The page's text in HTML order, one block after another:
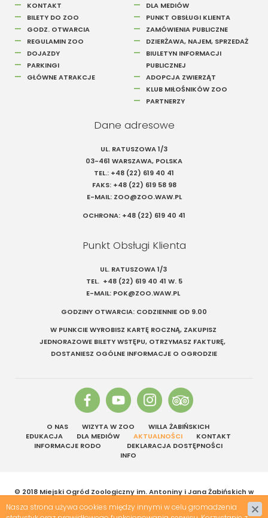
KONTAKT
BILETY DO ZOO
GODZ. OTWARCIA
REGULAMIN ZOO
DOJAZDY
PARKINGI
GŁÓWNE ATRAKCJE
DLA MEDIÓW
PUNKT OBSŁUGI KLIENTA
ZAMÓWIENIA PUBLICZNE
DZIERŻAWA, NAJEM, SPRZEDAŻ
BIULETYN INFORMACJI
PUBLICZNEJ
ADOPCJA ZWIERZĄT
KLUB MIŁOŚNIKÓW ZOO
PARTNERZY
Dane adresowe
UL. RATUSZOWA 1/3
03-461 WARSZAWA, POLSKA
TEL.: +48 (22) 619 40 41
FAKS: +48 (22) 619 58 98
E-MAIL: ZOO@ZOO.WAW.PL
OCHRONA: +48 (22) 619 40 41
Punkt Obsługi Klienta
UL. RATUSZOWA 1/3
TEL. +48 (22) 619 40 41 W. 5
E-MAIL: POK@ZOO.WAW.PL
GODZINY OTWARCIA: CODZIENNIE OD 9.00
W PUNKCIE WYROBISZ KARTĘ ROCZNĄ, ZAKUPISZ
JEDNORAZOWE BILETY WSTĘPU, OTRZYMASZ FAKTURĘ,
DOSTANIESZ OGÓLNE INFORMACJE O OGRODZIE
O NAS WIZYTA W ZOO
WILLA ŻABIŃSKICH
EDUKACJA
DLA MEDIÓW AKTUALNOŚCI
KONTAKT
INFORMACJE RODO
DEKLARACJA DOSTĘPNOŚCI
INFO
© 2018 Miejski Ogród Zoologiczny im. Antoniny i Jana Żabińskich w
Projekt & cms: www.zstudio.pl
Nasza strona używa cookies między innymi w celu gromadzenia